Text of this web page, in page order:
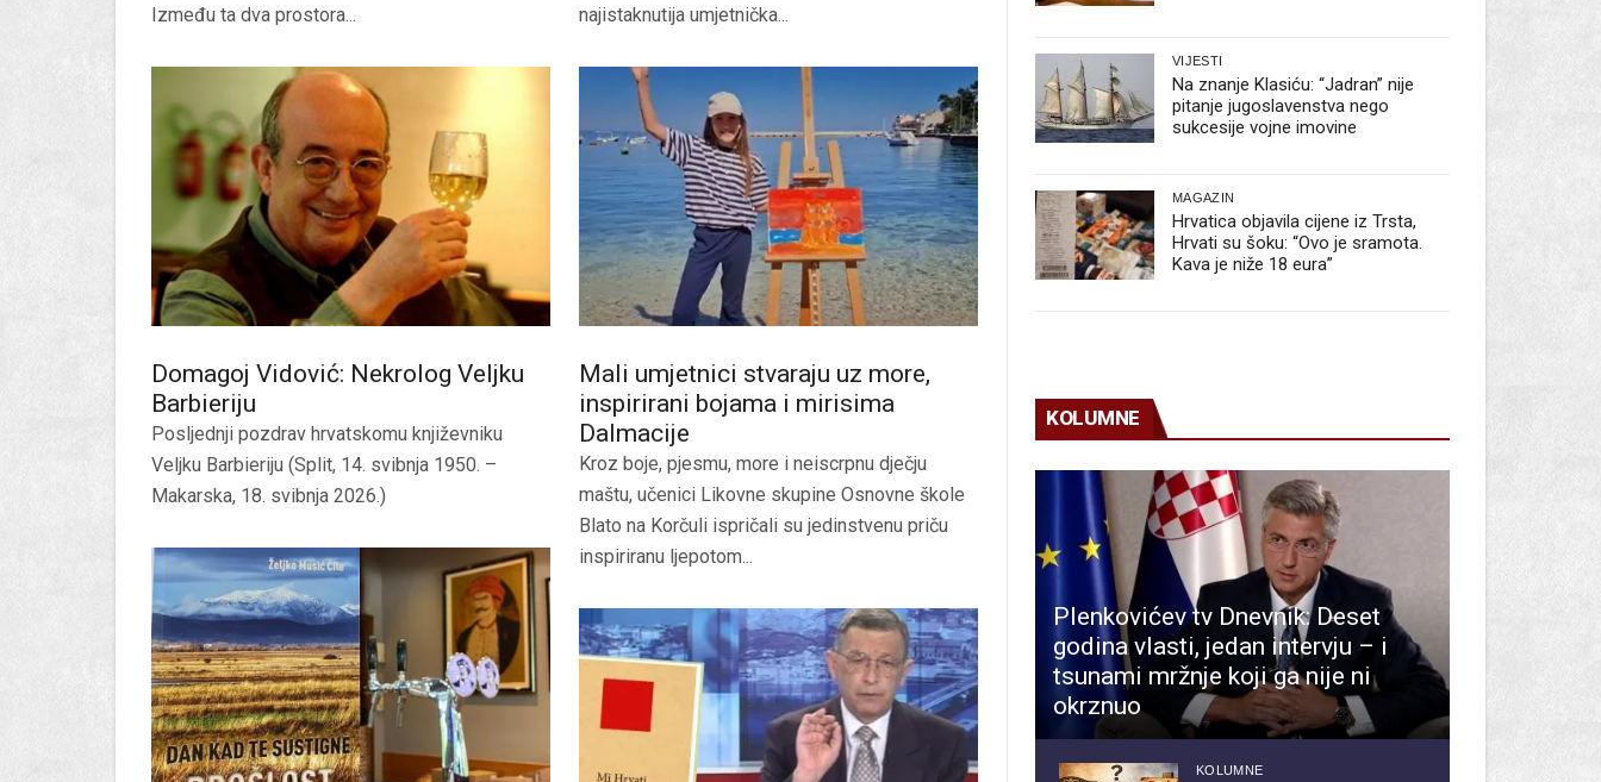
Između ta dva prostora...
najistaknutija umjetnička...
Domagoj Vidović: Nekrolog Veljku
Barbieriju
Posljednji pozdrav hrvatskomu književniku
Veljku Barbieriju (Split, 14. svibnja 1950. –
Makarska, 18. svibnja 2026.)
Mali umjetnici stvaraju uz more,
inspirirani bojama i mirisima
Dalmacije
Kroz boje, pjesmu, more i neiscrpnu dječju
maštu, učenici Likovne skupine Osnovne škole
Blato na Korčuli ispričali su jedinstvenu priču
inspiriranu ljepotom...
VIJESTI
Na znanje Klasiću: “Jadran” nije
pitanje jugoslavenstva nego
sukcesije vojne imovine
MAGAZIN
Hrvatica objavila cijene iz Trsta,
Hrvati su šoku: “Ovo je sramota.
Kava je niže 18 eura”
KOLUMNE
Plenkovićev tv Dnevnik: Deset
godina vlasti, jedan intervju – i
tsunami mržnje koji ga nije ni
okrznuo
KOLUMNE